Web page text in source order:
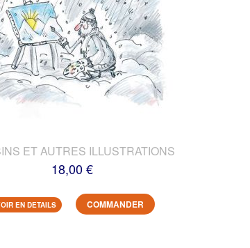
ET AUTRES ILLUSTRATIONS
18,00 €
EN DETAILS COMMANDER